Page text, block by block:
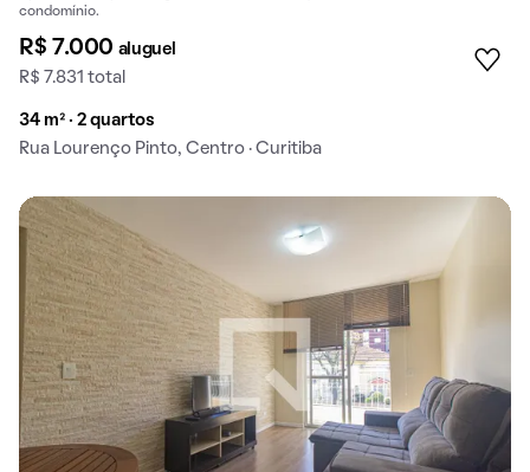
condomínio.
R$ 7.000 aluguel
R$ 7.831 total
34 m² · 2 quartos
Rua Lourenço Pinto, Centro · Curitiba